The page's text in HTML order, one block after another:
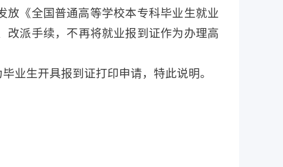
放《全国普通高等学校本专科毕业生就业
改派手续，不再将就业报到证作为办理高
业生开具报到证打印申请，特此说明。